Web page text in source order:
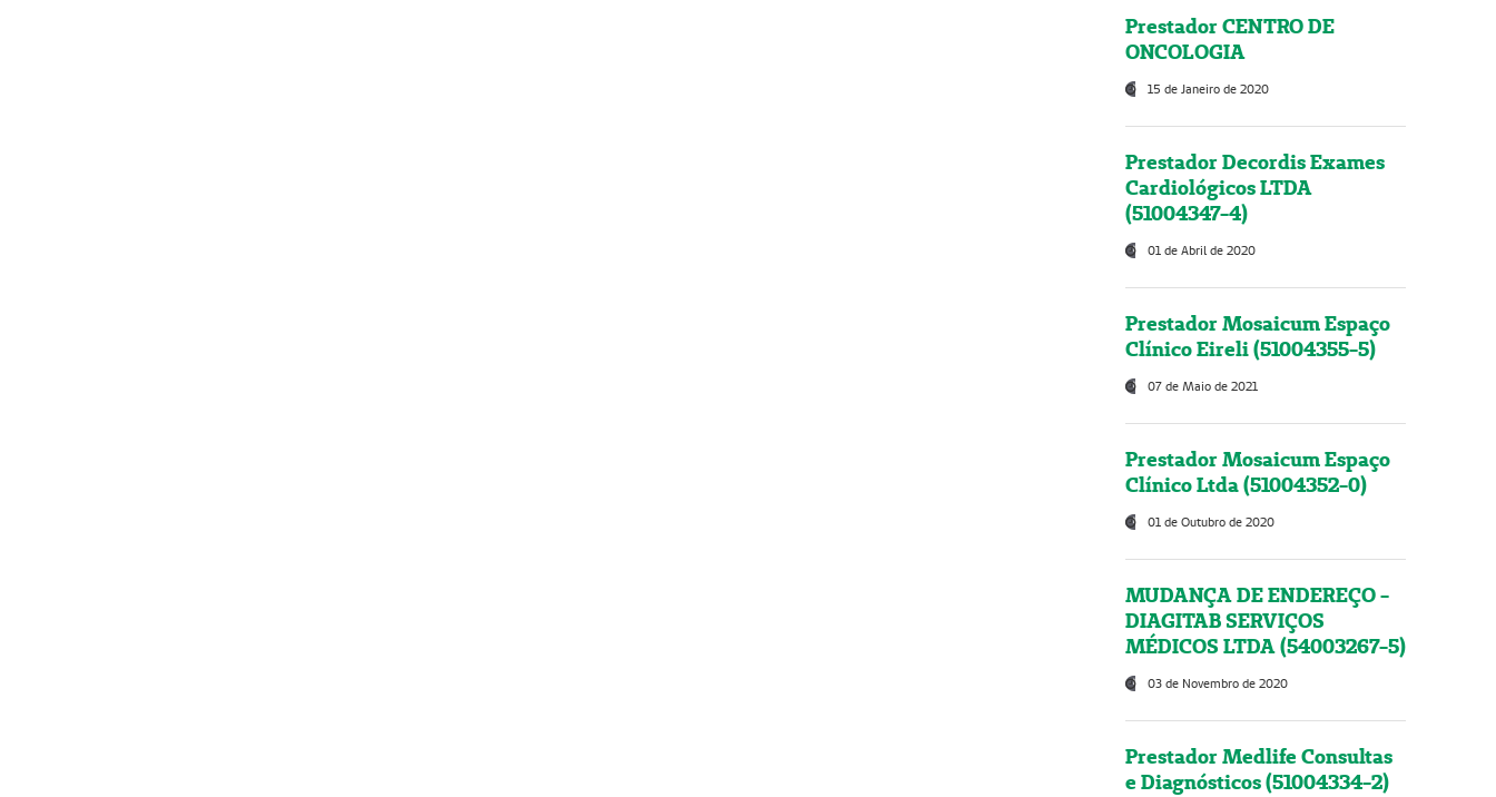
Prestador CENTRO DE
ONCOLOGIA
15 de Janeiro de 2020
Prestador Decordis Exames
Cardiológicos LTDA
(51004347-4)
01 de Abril de 2020
Prestador Mosaicum Espaço
Clínico Eireli (51004355-5)
07 de Maio de 2021
Prestador Mosaicum Espaço
Clínico Ltda (51004352-0)
01 de Outubro de 2020
MUDANÇA DE ENDEREÇO -
DIAGITAB SERVIÇOS
MÉDICOS LTDA (54003267-5)
03 de Novembro de 2020
Prestador Medlife Consultas
e Diagnósticos (51004334-2)